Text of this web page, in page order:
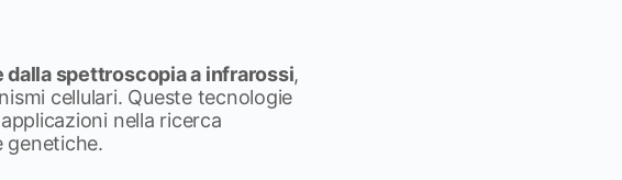
dalla spettroscopia a infrarossi,
cellulari. Queste tecnologie
nella ricerca
genetiche.